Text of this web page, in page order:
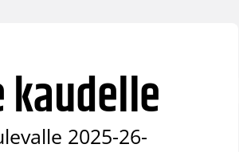
2025-26-